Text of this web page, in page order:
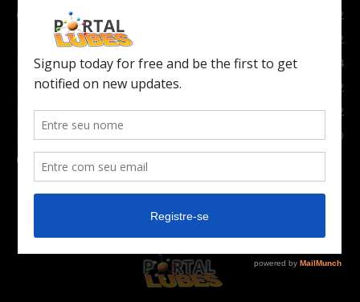
Carro
2082
Notícias
1852
Indústria
1024
Moto
972
Economia
672
Newsletter
630
Carros Verdes e Novas tecnologias automotivas